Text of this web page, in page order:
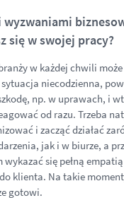
wyzwaniami
się w swojej pracy?
w każdej chwili
niecodzienna,
np. w uprawach, i
od razu. Trzeba
i zacząć działać
jak i w biurze, a
wykazać się pełną
klienta. Na takie
gotowi.